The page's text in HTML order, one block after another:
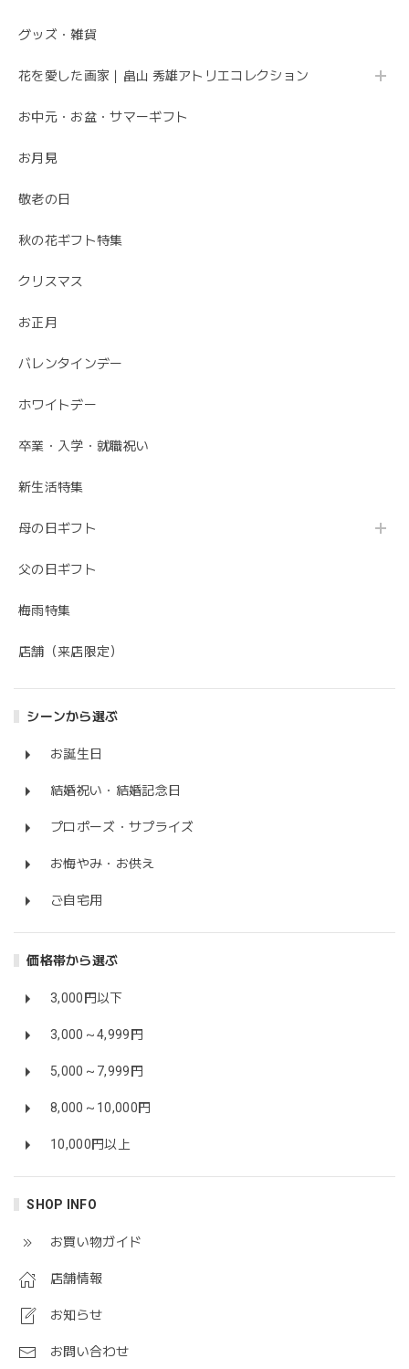
グッズ・雑貨
花を愛した画家｜畠山 秀雄アトリエコレクション
お中元・お盆・サマーギフト
お月見
敬老の日
秋の花ギフト特集
クリスマス
お正月
バレンタインデー
ホワイトデー
卒業・入学・就職祝い
新生活特集
母の日ギフト
父の日ギフト
梅雨特集
店舗（来店限定）
シーンから選ぶ
お誕生日
結婚祝い・結婚記念日
プロポーズ・サプライズ
お悔やみ・お供え
ご自宅用
価格帯から選ぶ
3,000円以下
3,000～4,999円
5,000～7,999円
8,000～10,000円
10,000円以上
SHOP INFO
お買い物ガイド
店舗情報
お知らせ
お問い合わせ
2020/05/11
先方さんがお洒落なお花だと喜んでくれました。 ありがと